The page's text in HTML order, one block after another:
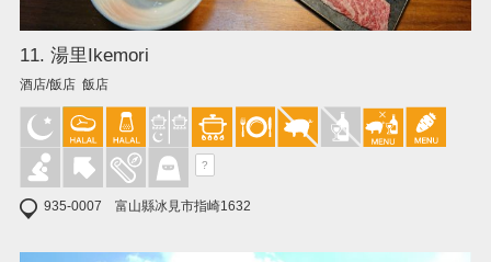
11. 湯里Ikemori
酒店/飯店 飯店
?
935-0007 富山縣冰見市指崎1632